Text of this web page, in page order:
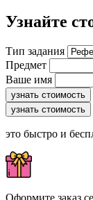
Узнайте
Тип задания
Предмет
Ваше имя
узнать стоимость
узнать стоимость
это быстро и